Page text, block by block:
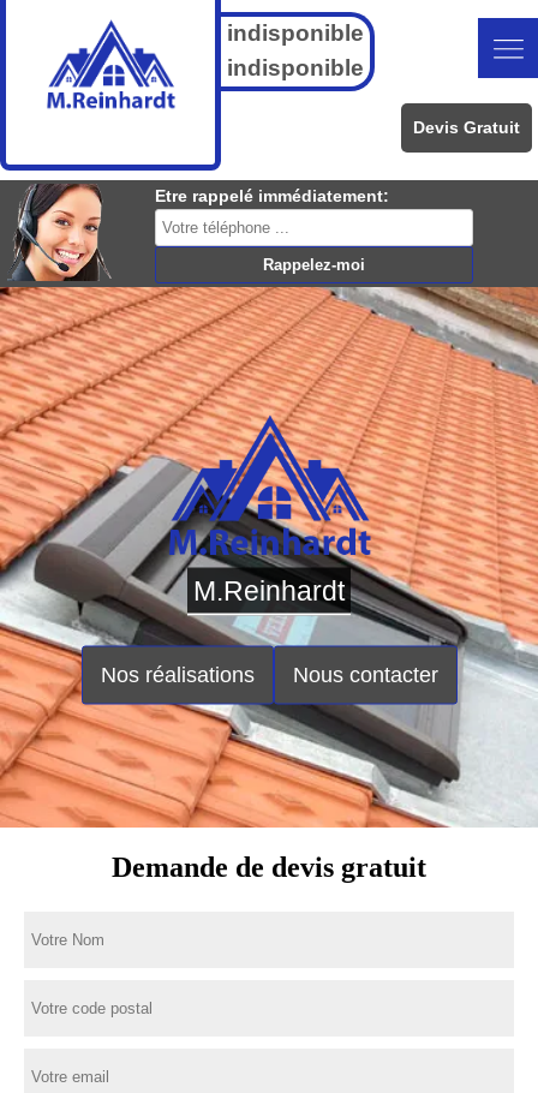
indisponible
indisponible
Devis Gratuit
Etre rappelé immédiatement:
M.Reinhardt
Nos réalisations Nous contacter
Demande de devis gratuit